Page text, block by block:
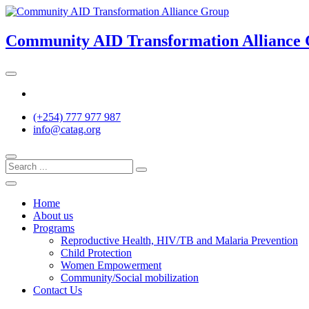
Skip
content
Community AID Transformation Alliance
(+254) 777 977 987
info@catag.org
Home
About us
Programs
Reproductive Health, HIV/TB and Malaria Prevention
Child Protection
Women Empowerment
Community/Social mobilization
Contact Us